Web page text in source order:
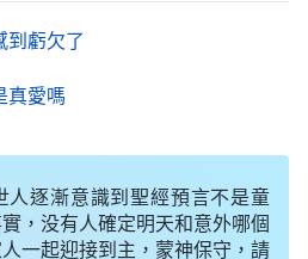
因為什麽？因為他是成年人
年人的問題，也應該學習處
一件事，不應該什麽事都依
没盡到責任。當然，作為父
後工作、事業、婚姻、家庭是
這些事都攬在自己身上負責到
到虧欠了
真愛嗎
人逐漸意識到聖經預言不是童
，没有人確定明天和意外哪個
一起迎接到主，蒙神保守，請